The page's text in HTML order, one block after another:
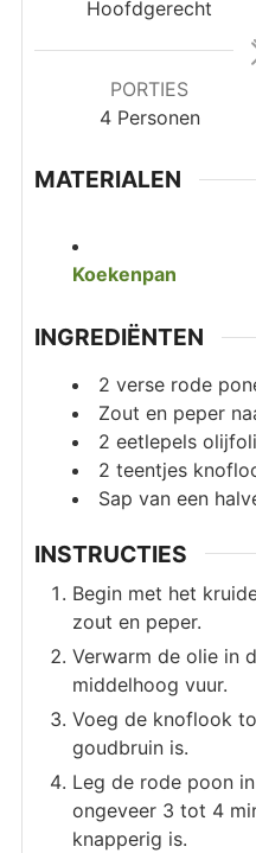
Hoofdgerecht
PORTIES
4 Personen
MATERIALEN
Koekenpan
INGREDIËNTEN
2 verse rode
Zout en peper
2 eetlepels
2 teentjes
Sap van een
INSTRUCTIES
Begin met het
zout en peper.
Verwarm de olie in
middelhoog vuur.
Voeg de knoflook
goudbruin is.
Leg de rode poon
ongeveer 3 tot 4
knapperig is.